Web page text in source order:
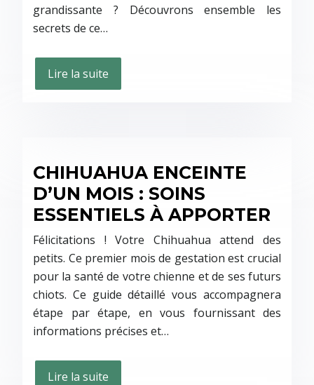
grandissante ? Découvrons ensemble les
secrets de ce…
Lire la suite
CHIHUAHUA ENCEINTE
D’UN MOIS : SOINS
ESSENTIELS À APPORTER
Félicitations ! Votre Chihuahua attend des
petits. Ce premier mois de gestation est crucial
pour la santé de votre chienne et de ses futurs
chiots. Ce guide détaillé vous accompagnera
étape par étape, en vous fournissant des
informations précises et…
Lire la suite